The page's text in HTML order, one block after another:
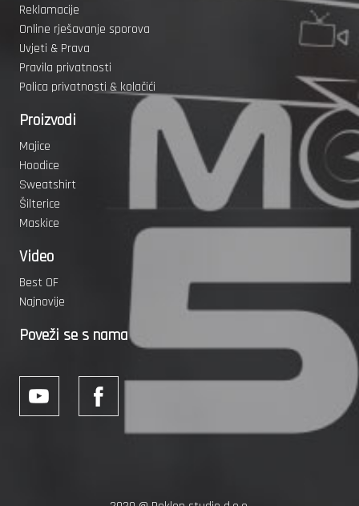
Reklamacije
Online rješavanje sporova
Uvjeti & Prava
Pravila privatnosti
Polica privatnosti & kolačići
Proizvodi
Majice
Hoodice
Sweatshirt
Šilterice
Maskice
Video
Best OF
Najnovije
Poveži se s nama